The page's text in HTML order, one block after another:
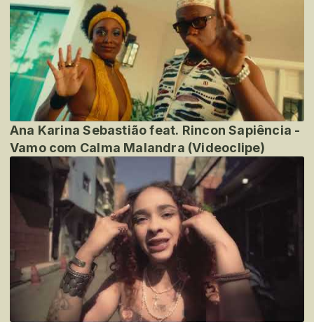
Ana Karina Sebastião feat. Rincon Sapiência -
Vamo com Calma Malandra (Videoclipe)